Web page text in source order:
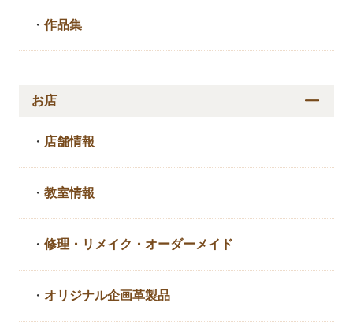
・作品集
お店
・ 店舗情報
・教室情報
・修理・リメイク・ オーダーメイド
・ オリジナル企画革製品